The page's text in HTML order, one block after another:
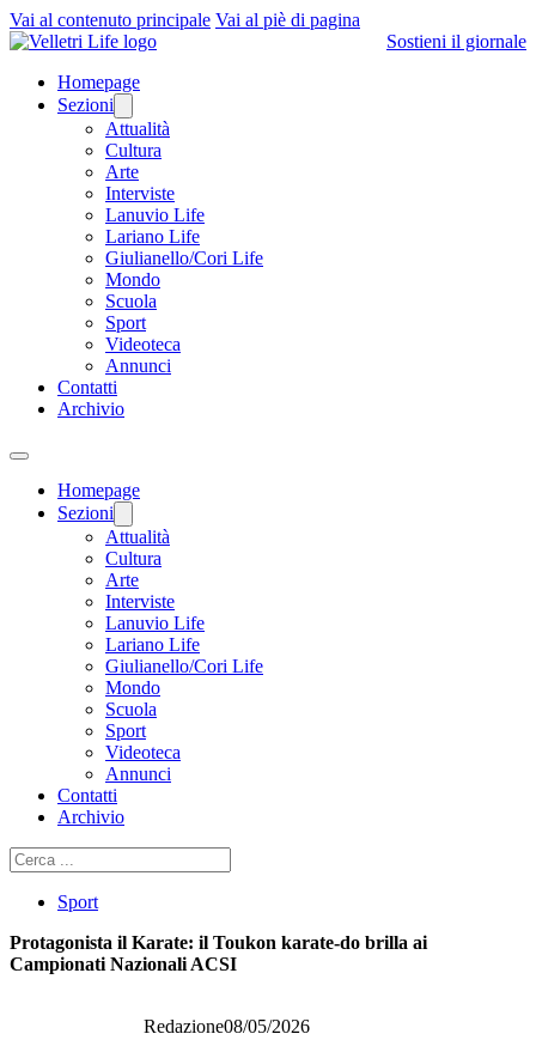
Vai al contenuto principale Vai al piè di pagina
Sostieni il giornale
Homepage
Sezioni
Attualità
Cultura
Arte
Interviste
Lanuvio Life
Lariano Life
Giulianello/Cori Life
Mondo
Scuola
Sport
Videoteca
Annunci
Contatti
Archivio
Homepage
Sezioni
Attualità
Cultura
Arte
Interviste
Lanuvio Life
Lariano Life
Giulianello/Cori Life
Mondo
Scuola
Sport
Videoteca
Annunci
Contatti
Archivio
Cerca
Sport
Protagonista il Karate: il Toukon karate-do brilla ai
Campionati Nazionali ACSI
Redazione08/05/2026